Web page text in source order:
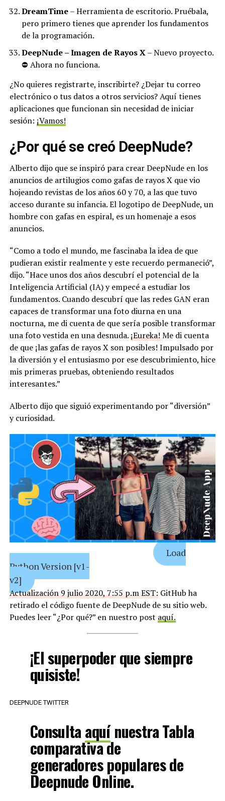
DreamTime– Herramienta de escritorio. Pruébala,
pero primero tienes que aprender los fundamentos
de la programación.
DeepNude – Imagen de Rayos X– Nuevo proyecto.
⛔ Ahora no funciona.
¿No quieres registrarte, inscribirte? ¿Dejar tu correo
electrónico o tus datos a otros servicios? Aquí tienes
aplicaciones que funcionan sin necesidad de iniciar
sesión: ¡Vamos!
¿Por qué se creó DeepNude?
Alberto dijo que se inspiró para crear DeepNude en los
anuncios de artilugios como gafas de rayos X que vio
hojeando revistas de los años 60 y 70, a las que tuvo
acceso durante su infancia. El logotipo de DeepNude, un
hombre con gafas en espiral, es un homenaje a esos
anuncios.
“Como a todo el mundo, me fascinaba la idea de que
pudieran existir realmente y este recuerdo permaneció”,
dijo. “Hace unos dos años descubrí el potencial de la
Inteligencia Artificial (IA) y empecé a estudiar los
fundamentos. Cuando descubrí que las redes GAN eran
capaces de transformar una foto diurna en una
nocturna, me di cuenta de que sería posible transformar
una foto vestida en una desnuda.¡Eureka!Me di cuenta
de que ¡las gafas de rayos X son posibles! Impulsado por
la diversión y el entusiasmo por ese descubrimiento, hice
mis primeras pruebas, obteniendo resultados
interesantes.”
Alberto dijo que siguió experimentando por “diversión”
y curiosidad.
Load
Python Version [v1-
v2]
Actualización 9 julio 2020, 7:55 p.m EST:GitHub ha
retirado el código fuente de DeepNude de su sitio web.
Puedes leer “¿Por qué?” en nuestro post aquí.
¡El superpoder que siempre
quisiste!
DEEPNUDE TWITTER
Consulta aquínuestra Tabla
comparativa de
generadores populares de
Deepnude Online.